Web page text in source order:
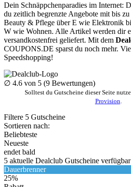
Dein Schnäppchenparadies im Internet:
du zeitlich begrenzte Angebote mit bis
Beauty & Pflege über E wie Elektronik
W wie Wohnen. Alle Artikel werden dir
versandkostenfrei geliefert. Mit dem
COUPONS.DE sparst du noch mehr.
Speedshopping!
∅ 4.6 von 5 (9 Bewertungen)
Solltest du Gutscheine dieser Seite
Provision
Filtere 5 Gutscheine
Sortieren nach:
Beliebteste
Neueste
endet bald
5 aktuelle Dealclub Gutscheine verfügbar
Dauerbrenner
25%